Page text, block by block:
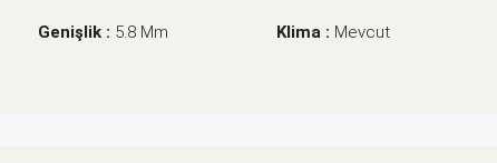
Genişlik : 5.8 Mm Klima : Mevcut